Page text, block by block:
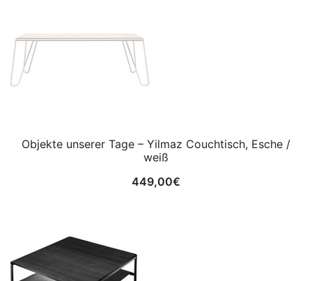
Objekte unserer Tage – Yilmaz Couchtisch, Esche /
weiß
449,00€